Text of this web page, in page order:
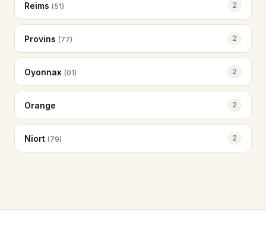
Reims (51) 2
Provins (77) 2
Oyonnax (01) 2
Orange 2
Niort (79) 2